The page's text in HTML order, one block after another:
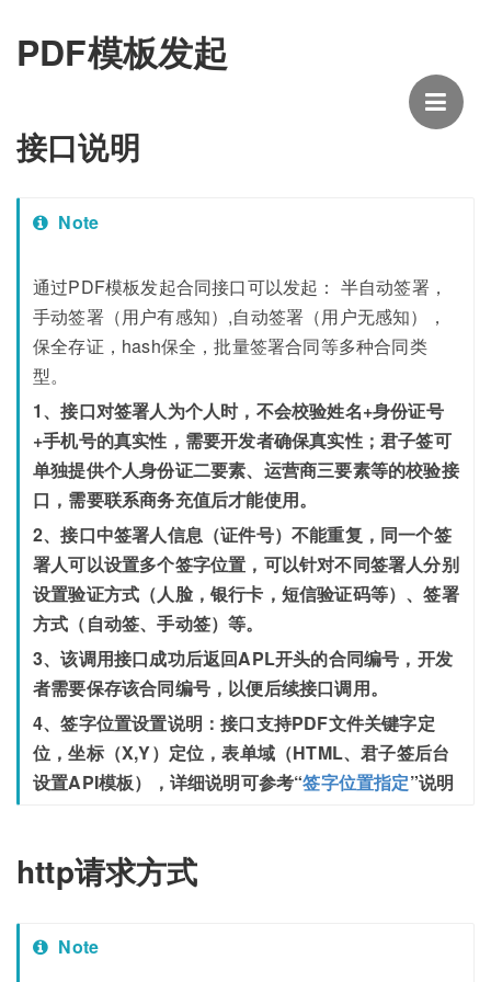
PDF模板发起
接口说明
Note
通过PDF模板发起合同接口可以发起： 半自动签署，
手动签署（用户有感知）,自动签署（用户无感知），
保全存证，hash保全，批量签署合同等多种合同类
型。
1、接口对签署人为个人时，不会校验姓名+身份证号
+手机号的真实性，需要开发者确保真实性；君子签可
单独提供个人身份证二要素、运营商三要素等的校验接
口，需要联系商务充值后才能使用。
2、接口中签署人信息（证件号）不能重复，同一个签
署人可以设置多个签字位置，可以针对不同签署人分别
设置验证方式（人脸，银行卡，短信验证码等）、签署
方式（自动签、手动签）等。
3、该调用接口成功后返回APL开头的合同编号，开发
者需要保存该合同编号，以便后续接口调用。
4、签字位置设置说明：接口支持PDF文件关键字定
位，坐标（X,Y）定位，表单域（HTML、君子签后台
设置API模板），详细说明可参考“签字位置指定”说明
http请求方式
Note